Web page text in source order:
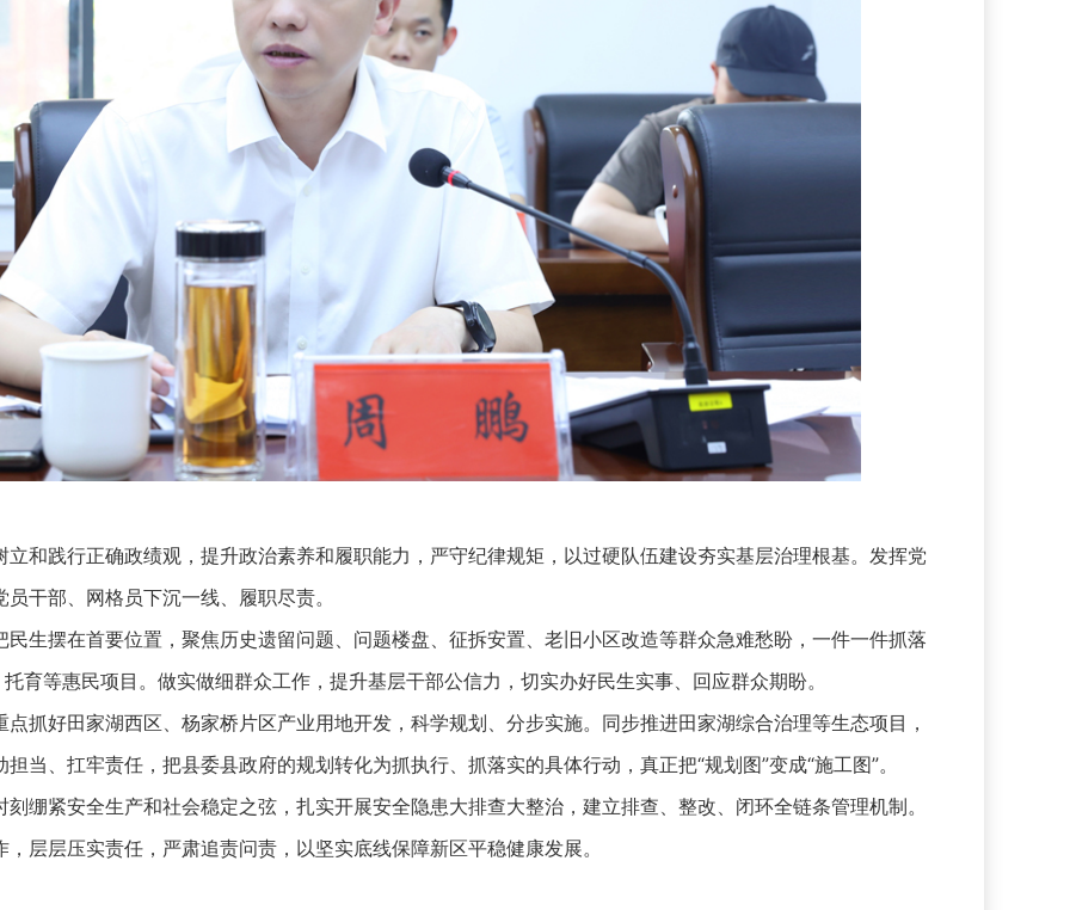
践行正确政绩观，提升政治素养和履职能力，严守纪律规矩，以过硬队伍建设夯实基层治理根基。发挥党
干部、网格员下沉一线、履职尽责。
摆在首要位置，聚焦历史遗留问题、问题楼盘、征拆安置、老旧小区改造等群众急难愁盼，一件一件抓落
育等惠民项目。做实做细群众工作，提升基层干部公信力，切实办好民生实事、回应群众期盼。
好田家湖西区、杨家桥片区产业用地开发，科学规划、分步实施。同步推进田家湖综合治理等生态项目，
当、扛牢责任，把县委县政府的规划转化为抓执行、抓落实的具体行动，真正把“规划图”变成“施工图”。
紧安全生产和社会稳定之弦，扎实开展安全隐患大排查大整治，建立排查、整改、闭环全链条管理机制。
层层压实责任，严肃追责问责，以坚实底线保障新区平稳健康发展。